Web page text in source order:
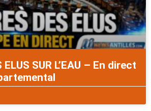
ELUS SUR L’EAU – En direct